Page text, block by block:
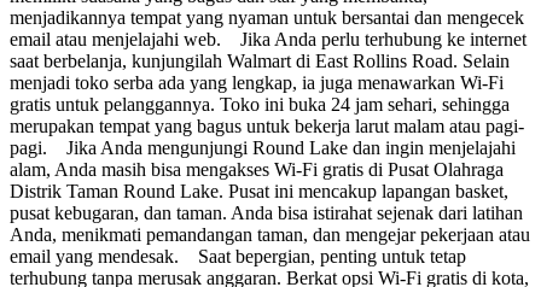
menjadikannya tempat yang nyaman untuk bersantai dan mengecek
email atau menjelajahi web. Jika Anda perlu terhubung ke internet
saat berbelanja, kunjungilah Walmart di East Rollins Road. Selain
menjadi toko serba ada yang lengkap, ia juga menawarkan Wi-Fi
gratis untuk pelanggannya. Toko ini buka 24 jam sehari, sehingga
merupakan tempat yang bagus untuk bekerja larut malam atau pagi-
pagi. Jika Anda mengunjungi Round Lake dan ingin menjelajahi
alam, Anda masih bisa mengakses Wi-Fi gratis di Pusat Olahraga
Distrik Taman Round Lake. Pusat ini mencakup lapangan basket,
pusat kebugaran, dan taman. Anda bisa istirahat sejenak dari latihan
Anda, menikmati pemandangan taman, dan mengejar pekerjaan atau
email yang mendesak. Saat bepergian, penting untuk tetap
terhubung tanpa merusak anggaran. Berkat opsi Wi-Fi gratis di kota,